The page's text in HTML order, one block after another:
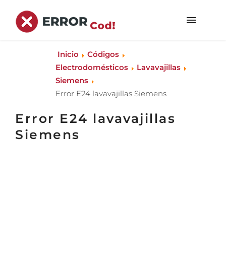
Inicio
Códigos
Electrodomésticos
Lavavajillas
Siemens
Error E24 lavavajillas Siemens
Error E24 lavavajillas
Siemens